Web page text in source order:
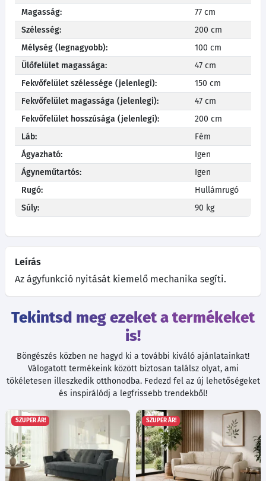
Magasság:
77 cm
Szélesség:
200 cm
Mélység (legnagyobb):
100 cm
Ülőfelület magassága:
47 cm
Fekvőfelület szélessége (jelenlegi):
150 cm
Fekvőfelület magassága (jelenlegi):
47 cm
Fekvőfelület hosszúsága (jelenlegi):
200 cm
Láb:
Fém
Ágyazható:
Igen
Ágyneműtartós:
Igen
Rugó:
Hullámrugó
Súly:
90 kg
Leírás
Az ágyfunkció nyitását kiemelő mechanika segíti.
Tekintsd meg ezeket a termékeket
is!
Böngészés közben ne hagyd ki a további kiváló ajánlatainkat!
Válogatott termékeink között biztosan találsz olyat, ami
tökéletesen illeszkedik otthonodba. Fedezd fel az új lehetőségeket
és inspirálódj a legfrissebb trendekből!
SZUPER ÁR! SZUPER ÁR!